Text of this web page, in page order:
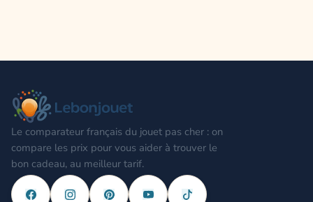
Le comparateur français du jouet pas cher : on
compare les prix pour vous aider à trouver le
bon cadeau, au meilleur tarif.